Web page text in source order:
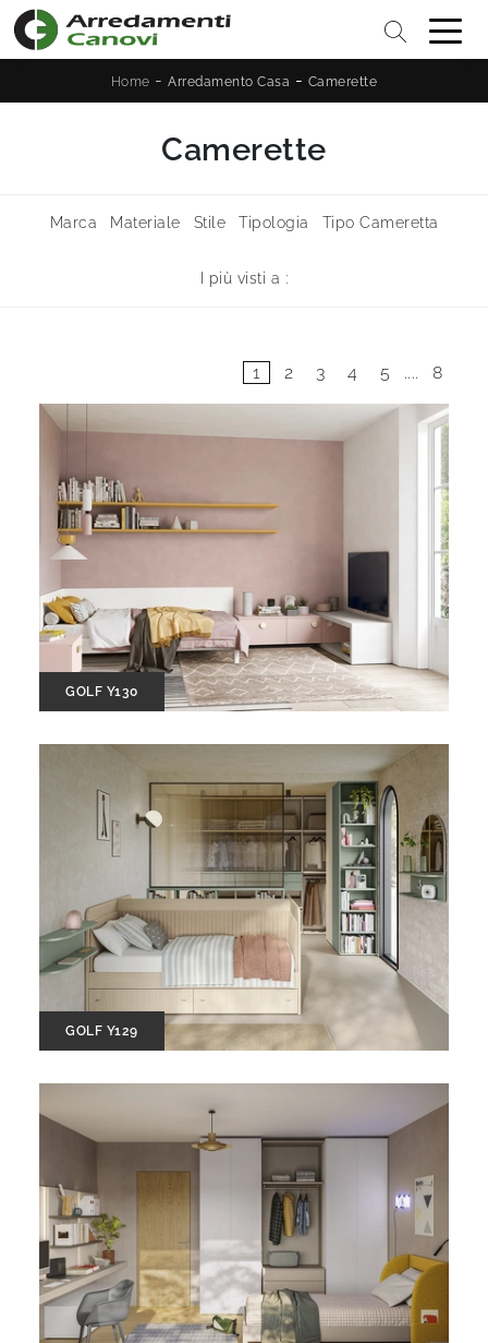
Home -Arredamento Casa - Camerette
Camerette
Marca Materiale Stile Tipologia Tipo Cameretta
I più visti a :
1 2 3 4 5 .... 8
GOLF Y130
GOLF Y129